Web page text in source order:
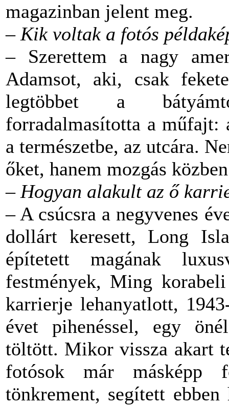
magazinban jelent meg.
– Kik voltak a fotós
– Szerettem a nagy
Adamsot, aki, csak
legtöbbet a
forradalmasította a
a természetbe, az utcára.
őket, hanem mozgás
– Hogyan alakult az ő
– A csúcsra a negyvenes
dollárt keresett, Long
építetett magának
festmények, Ming
karrierje lehanyatlott,
évet pihenéssel, egy
töltött. Mikor vissza akart
fotósok már másképp
tönkrement, segített